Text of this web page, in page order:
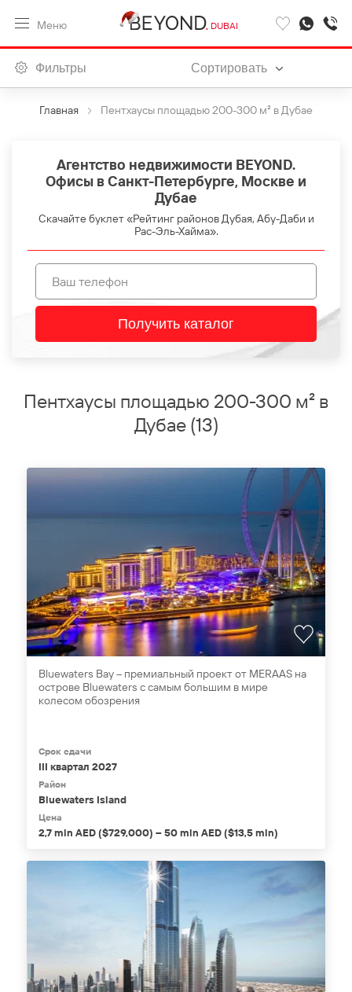
Меню DUBAI
Фильтры Сортировать
Главная Пентхаусы площадью 200-300 м² в Дубае
Агентство недвижимости BEYOND.
Офисы в Санкт-Петербурге, Москве и
Дубае
Скачайте буклет «Рейтинг районов Дубая, Абу-Даби и
Рас-Эль-Хайма».
Получить каталог
Пентхаусы площадью 200-300 м² в
Дубае(13)
Bluewaters Bay – премиальный проект от MERAAS на
острове Bluewaters с самым большим в мире
колесом обозрения
Срок сдачи
III квартал 2027
Район
Bluewaters Island
Цена
2,7 mln AED ($729,000) – 50 mln AED ($13,5 mln)